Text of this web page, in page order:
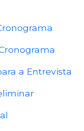
a Entrevista